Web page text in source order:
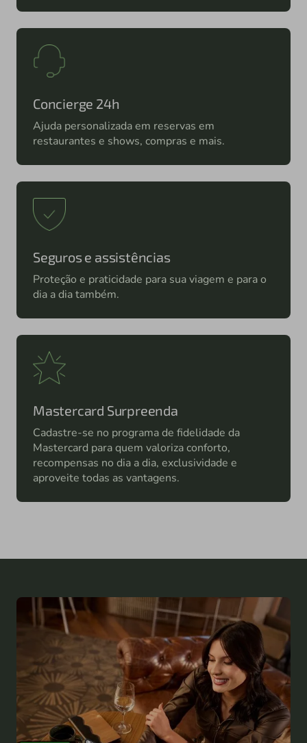
Concierge 24h
Ajuda personalizada em reservas em
restaurantes e shows, compras e mais.
Seguros e assistências
Proteção e praticidade para sua viagem e para o
dia a dia também.
Mastercard Surpreenda
Cadastre-se no programa de fidelidade da
Mastercard para quem valoriza conforto,
recompensas no dia a dia, exclusividade e
aproveite todas as vantagens.